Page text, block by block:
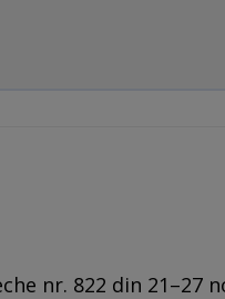
nr. 822 din 21–27